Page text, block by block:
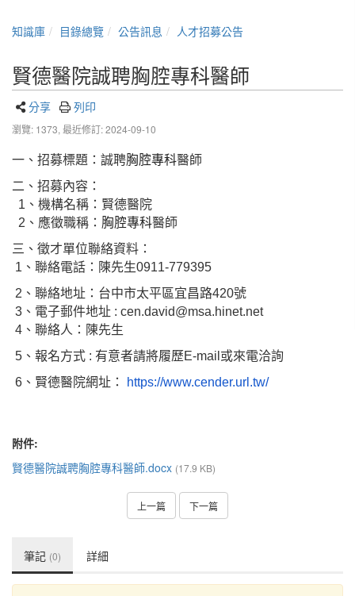
知識庫 目錄總覽 公告訊息 人才招募公告
賢德醫院誠聘胸腔專科醫師
分享 列印
瀏覽: 1373, 最近修訂: 2024-09-10
一、招募標題：誠聘胸腔專科醫師
二、招募內容：
1 、機構名稱：賢德醫院
2 、應徵職稱： 胸腔專科醫師
三、徵才單位聯絡資料：
1 、聯絡電話：陳先生0911-779395
2 、聯絡地址：台中市太平區宜昌路420號
3 、電子郵件地址 : cen.david@msa.hinet.net
4 、聯絡人：陳先生
5 、報名方式 : 有意者請將履歷E-mail 或來電洽詢
6 、賢德醫院網址： https://www.cender.url.tw/
附件:
賢德醫院誠聘胸腔專科醫師.docx (17.9 KB)
上一篇 下一篇
筆記 (0) 詳細